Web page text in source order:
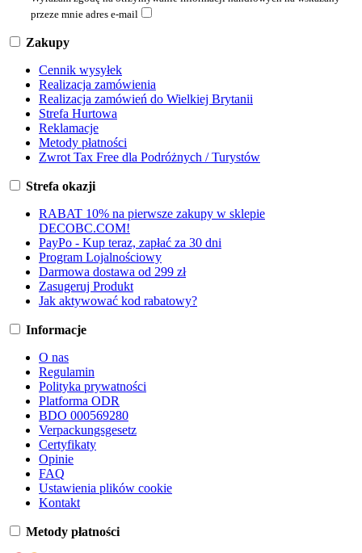
przeze mnie adres e-mail
Zakupy
Cennik wysyłek
Realizacja zamówienia
Realizacja zamówień do Wielkiej Brytanii
Strefa Hurtowa
Reklamacje
Metody płatności
Zwrot Tax Free dla Podróżnych / Turystów
Strefa okazji
RABAT 10% na pierwsze zakupy w sklepie
DECOBC.COM!
PayPo - Kup teraz, zapłać za 30 dni
Program Lojalnościowy
Darmowa dostawa od 299 zł
Zasugeruj Produkt
Jak aktywować kod rabatowy?
Informacje
O nas
Regulamin
Polityka prywatności
Platforma ODR
BDO 000569280
Verpackungsgesetz
Certyfikaty
Opinie
FAQ
Ustawienia plików cookie
Kontakt
Metody płatności